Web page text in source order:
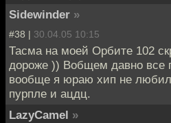
Sidewinder »
#38 | 30.04.05 10:15
Тасма на моей Орбите 102
дороже )) Вобщем давно все
вообще я юраю хип не
пурпле и ацдц.
LazyCamel »